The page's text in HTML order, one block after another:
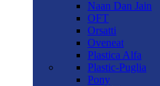
Naan Dan Jain
OFT
Orsatti
Oveneat
Plastica Alfa
Plastic-Puglia
Pony